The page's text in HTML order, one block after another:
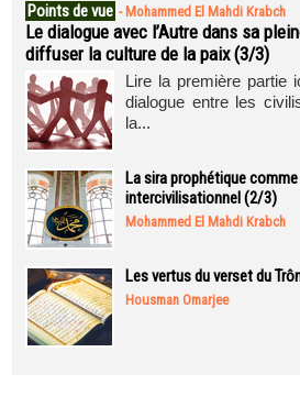
Points de vue - Mohammed El Mahdi Krabch
Le dialogue avec l’Autre dans sa
diffuser la culture de la paix (3/3)
Lire la première partie
dialogue entre les
la...
La sira prophétique
intercivilisationnel (2/3)
Mohammed El Mahdi Krabch
Les vertus du verset du
Housman Omarjee